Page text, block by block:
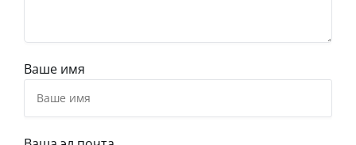
Ваше имя